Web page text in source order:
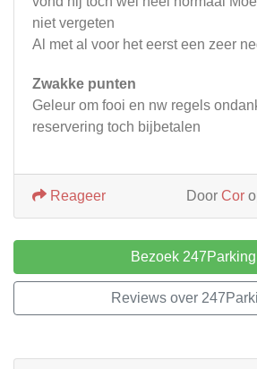
niet vergeten
Al met al voor het eerst een zeer
Zwakke punten
Geleur om fooi en nw regels
reservering toch bijbetalen
Door Cor
Reageer
Bezoek
Reviews over